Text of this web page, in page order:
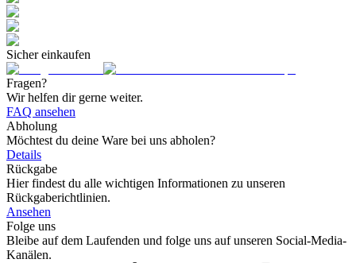
Sicher einkaufen
Fragen?
Wir helfen dir gerne weiter.
FAQ ansehen
Abholung
Möchtest du deine Ware bei uns abholen?
Details
Rückgabe
Hier findest du alle wichtigen Informationen zu unseren
Rückgaberichtlinien.
Ansehen
Folge uns
Bleibe auf dem Laufenden und folge uns auf unseren Social-Media-
Kanälen.